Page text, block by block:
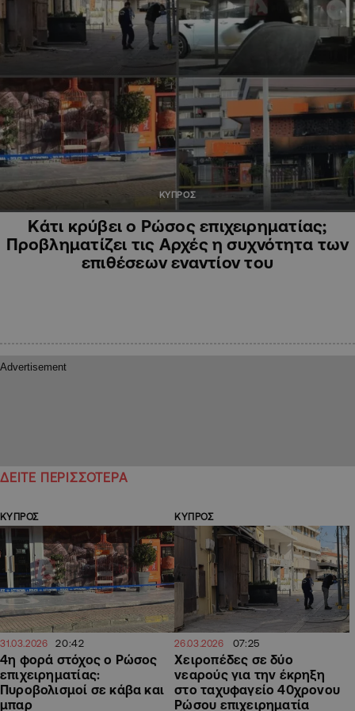
ΚΥΠΡΟΣ
Κάτι κρύβει ο Ρώσος επιχειρηματίας;
Προβληματίζει τις Αρχές η συχνότητα των
επιθέσεων εναντίον του
ΔΕΙΤΕ ΠΕΡΙΣΣΟΤΕΡΑ
ΚΥΠΡΟΣ
31.03.2026 20:42
4η φορά στόχος ο Ρώσος
επιχειρηματίας:
Πυροβολισμοί σε κάβα και
μπαρ
ΚΥΠΡΟΣ
26.03.2026 07:25
Χειροπέδες σε δύο
νεαρούς για την έκρηξη
στο ταχυφαγείο 40χρονου
Ρώσου επιχειρηματία